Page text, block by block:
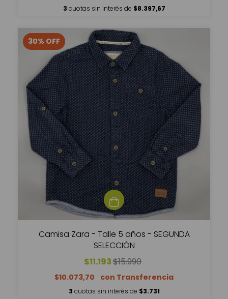
3 cuotas sin interés de $8.397,67
30% OFF
Camisa Zara - Talle 5 años - SEGUNDA
SELECCIÓN
$11.193$15.990
$10.073,70
3 cuotas sin interés de $3.731